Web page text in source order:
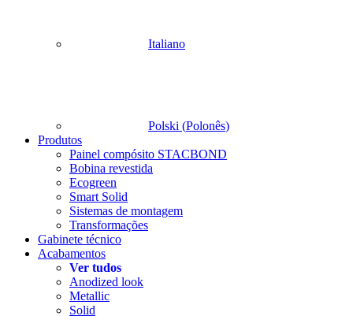
Italiano
Polski (Polonês)
Produtos
Painel compósito STACBOND
Bobina revestida
Ecogreen
Smart Solid
Sistemas de montagem
Transformações
Gabinete técnico
Acabamentos
Ver tudos
Anodized look
Metallic
Solid